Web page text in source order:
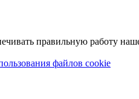
правильную работу
файлов cookie